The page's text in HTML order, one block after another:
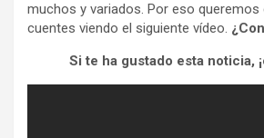
muchos y variados. Por eso queremos
cuentes viendo el siguiente vídeo.
Si te ha gustado esta noticia,